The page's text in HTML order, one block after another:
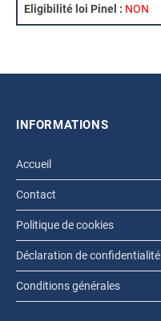
Eligibilité loi Pinel : NON
INFORMATIONS
Accueil
Contact
Politique de cookies
Déclaration de confidentialité
Conditions générales